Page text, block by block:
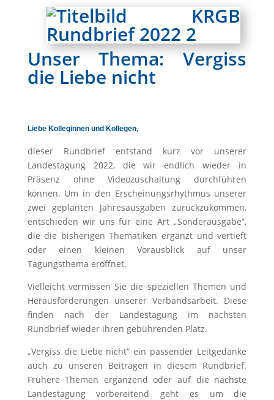
Unser Thema: Vergiss
die Liebe nicht
Liebe Kolleginnen und Kollegen,
dieser Rundbrief entstand kurz vor unserer
Landestagung 2022, die wir endlich wieder in
Präsenz ohne Videozuschaltung durchführen
können. Um in den Erscheinungsrhythmus unserer
zwei geplanten Jahresausgaben zurückzukommen,
entschieden wir uns für eine Art „Sonderausgabe“,
die die bisherigen Thematiken ergänzt und vertieft
oder einen kleinen Vorausblick auf unser
Tagungsthema eröffnet.
Vielleicht vermissen Sie die speziellen Themen und
Herausforderungen unserer Verbandsarbeit. Diese
finden nach der Landestagung im nächsten
Rundbrief wieder ihren gebührenden Platz.
„Vergiss die Liebe nicht“ ein passender Leitgedanke
auch zu unseren Beiträgen in diesem Rundbrief.
Frühere Themen ergänzend oder auf die nächste
Landestagung vorbereitend geht es um die